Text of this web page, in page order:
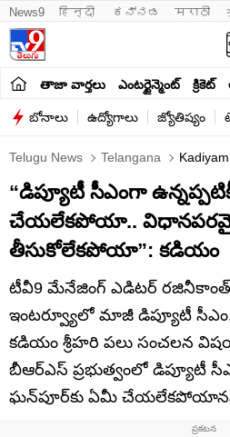
News9 हिन्दी ಕನ್ನಡ मराठी
తాజా వార్తలు ఎంటర్టైన్మెంట్ క్రికెట్
బోనాలు ఉద్యోగాలు జ్యోతిష్యం
Telugu News Telangana
“డిప్యూటీ సీఎంగా
చేయలేకపోయా..
తీసుకోలేకపోయా”: కడియం
టీవీ9 మేనేజింగ్ ఎడిటర్ రజినీకాంత్‌
ఇంటర్వ్యూలో మాజీ డిప్యూటీ
కడియం శ్రీహరి పలు సంచలన
బీఆర్ఎస్ ప్రభుత్వంలో డిప్యూటీ
ఘన్‌పూర్‌కు ఏమీ చేయలేకపోయానని